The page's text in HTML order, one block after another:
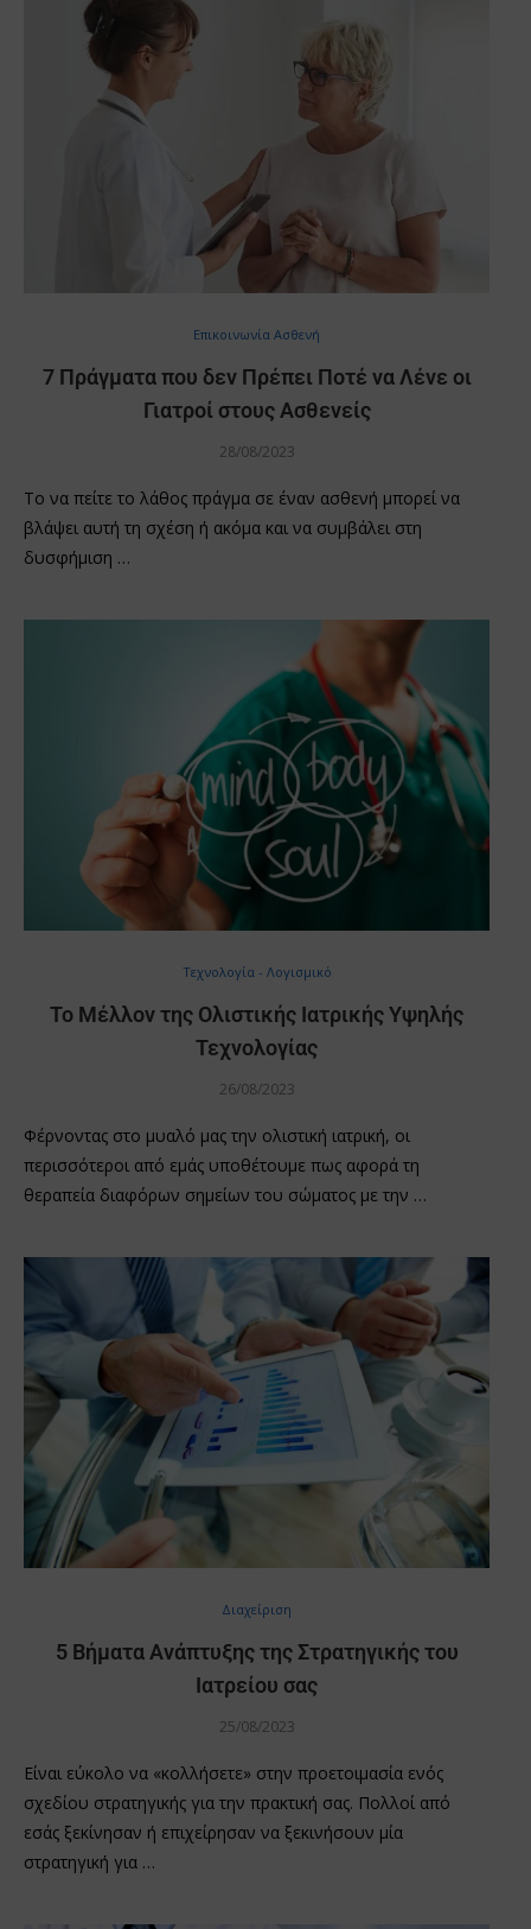
Επικοινωνία Ασθενή
7 Πράγματα που δεν Πρέπει Ποτέ να Λένε οι
Γιατροί στους Ασθενείς
28/08/2023
Το να πείτε το λάθος πράγμα σε έναν ασθενή μπορεί να
βλάψει αυτή τη σχέση ή ακόμα και να συμβάλει στη
δυσφήμιση …
Τεχνολογία - Λογισμικό
Το Μέλλον της Ολιστικής Ιατρικής Υψηλής
Τεχνολογίας
26/08/2023
Φέρνοντας στο μυαλό μας την ολιστική ιατρική, οι
περισσότεροι από εμάς υποθέτουμε πως αφορά τη
θεραπεία διαφόρων σημείων του σώματος με την …
Διαχείριση
5 Βήματα Ανάπτυξης της Στρατηγικής του
Ιατρείου σας
25/08/2023
Είναι εύκολο να «κολλήσετε» στην προετοιμασία ενός
σχεδίου στρατηγικής για την πρακτική σας. Πολλοί από
εσάς ξεκίνησαν ή επιχείρησαν να ξεκινήσουν μία
στρατηγική για …